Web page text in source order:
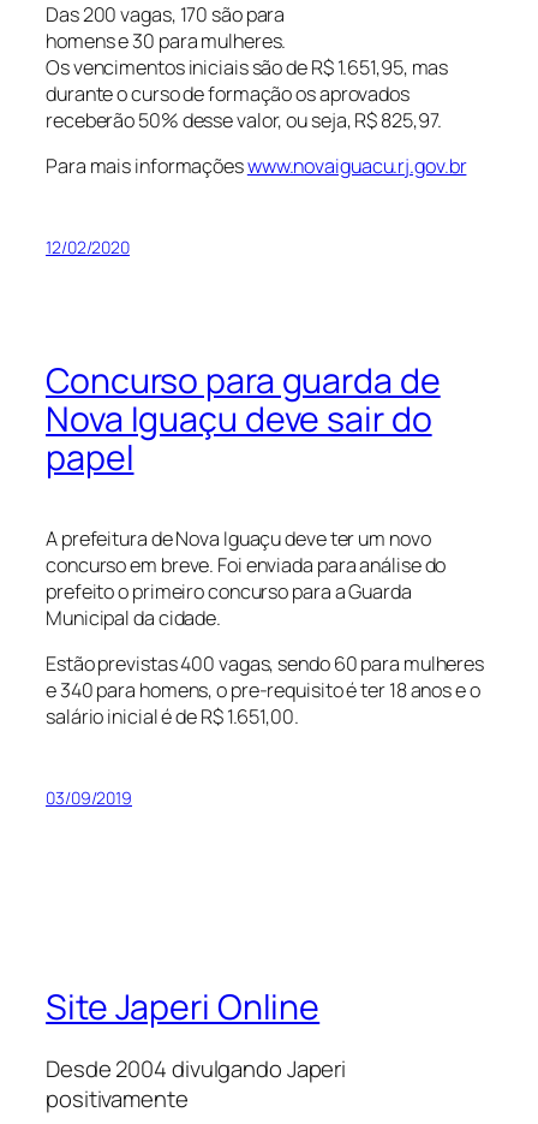
Das 200 vagas, 170 são para
homens e 30 para mulheres.
Os vencimentos iniciais são de R$ 1.651,95, mas
durante o curso de formação os aprovados
receberão 50% desse valor, ou seja, R$ 825,97.
Para mais informaçõeswww.novaiguacu.rj.gov.br
12/02/2020
Concurso para guarda de
Nova Iguaçu deve sair do
papel
A prefeitura de Nova Iguaçu deve ter um novo
concurso em breve. Foi enviada para análise do
prefeito o primeiro concurso para a Guarda
Municipal da cidade.
Estão previstas 400 vagas, sendo 60 para mulheres
e 340 para homens, o pre-requisito é ter 18 anos e o
salário inicial é de R$ 1.651,00.
03/09/2019
Site Japeri Online
Desde 2004 divulgando Japeri
positivamente